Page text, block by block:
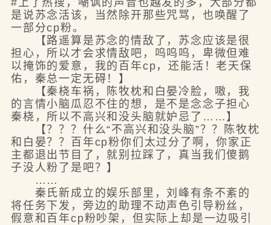
#上了热搜，嘲讽的声音也越发的多，大部分都
是说苏念活该，当然除开那些咒骂，也唤醒了
一部分cp粉。
【路遥算是苏念的情敌了，苏念应该是很
担心，所以才会求情敌吧，呜呜呜，卑微但难
以掩饰的爱意，我的百年cp，还能活！老天保
佑，秦总一定无碍！】
【秦桡车祸，陈牧枕和白晏冷脸，嗷，我
的言情小脑瓜忍不住的想，是不是念念子担心
秦桡，所以不高兴和没头脑就妒忌了……】
【？？？什么“不高兴和没头脑”？？陈牧枕
和白晏？？百年cp粉你们太过分了啊，你家正
主都退出节目了，就别拉踩了，真当我们傻鹅
子没人粉了是吧？】
……
秦氏新成立的娱乐部里，刘峰有条不紊的
将任务下发，旁边的助理不动声色引导粉丝，
假意和百年cp粉吵架，但实际上却是一边吸引